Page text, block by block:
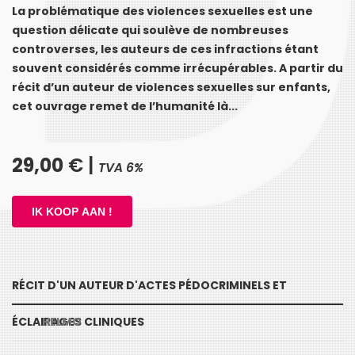
La problématique des violences sexuelles est une
question délicate qui soulève de nombreuses
controverses, les auteurs de ces infractions étant
souvent considérés comme irrécupérables. A partir du
récit d’un auteur de violences sexuelles sur enfants,
cet ouvrage remet de l’humanité là...
29,00 € | TVA 6%
RÉCIT D'UN AUTEUR D'ACTES PÉDOCRIMINELS ET
ÉCLAIRAGES CLINIQUES
HELMO